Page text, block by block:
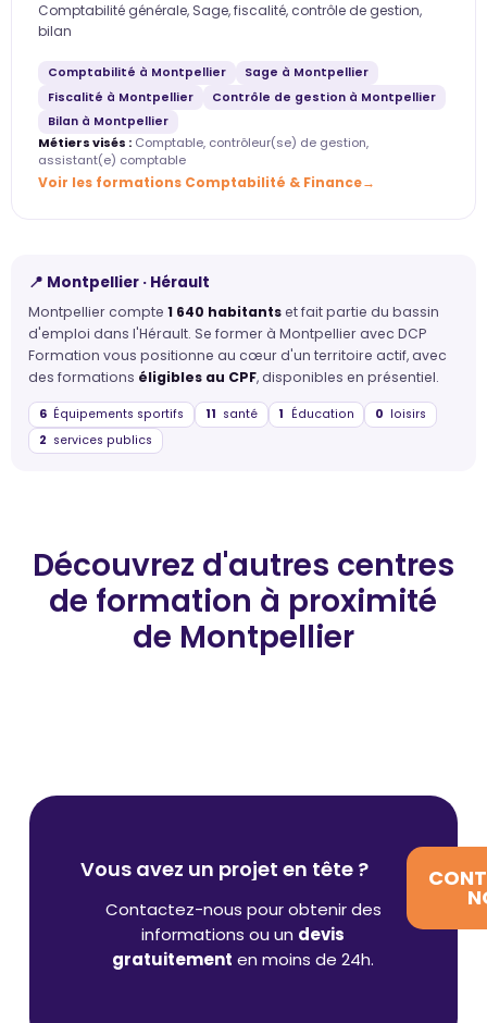
Comptabilité générale, Sage, fiscalité, contrôle de gestion,
bilan
Comptabilité à Montpellier
Sage à Montpellier
Fiscalité à Montpellier
Contrôle de gestion à Montpellier
Bilan à Montpellier
Métiers visés : Comptable, contrôleur(se) de gestion,
assistant(e) comptable
Voir les formations Comptabilité & Finance
📍 Montpellier · Hérault
Montpellier compte 1 640 habitantset fait partie du bassin
d'emploi dans l'Hérault. Se former à Montpellier avec DCP
Formation vous positionne au cœur d'un territoire actif, avec
des formations éligibles au CPF, disponibles en présentiel.
6 Équipements sportifs 11 santé 1 Éducation 0 loisirs
2 services publics
Découvrez d'autres centres
de formation à proximité
de Montpellier
Vous avez un projet en tête ?
Contactez-nous pour obtenir des
informations ou un devis
gratuitement en moins de 24h.